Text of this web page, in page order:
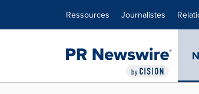
Ressources Journalistes